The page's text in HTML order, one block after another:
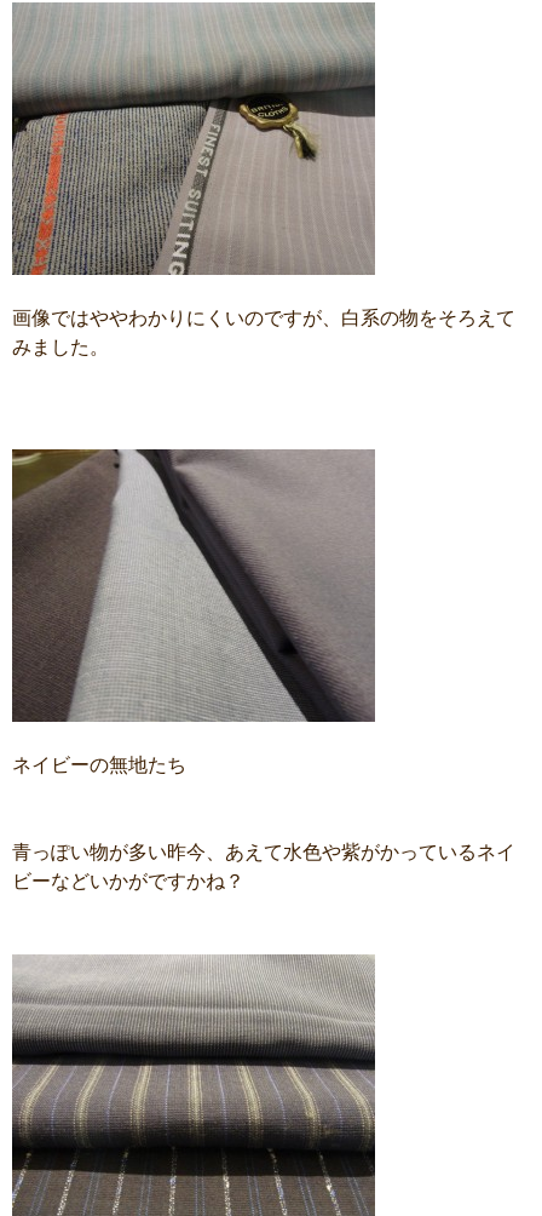
画像ではややわかりにくいのですが、白系の物をそろえて
みました。
ネイビーの無地たち
青っぽい物が多い昨今、あえて水色や紫がかっているネイ
ビーなどいかがですかね？